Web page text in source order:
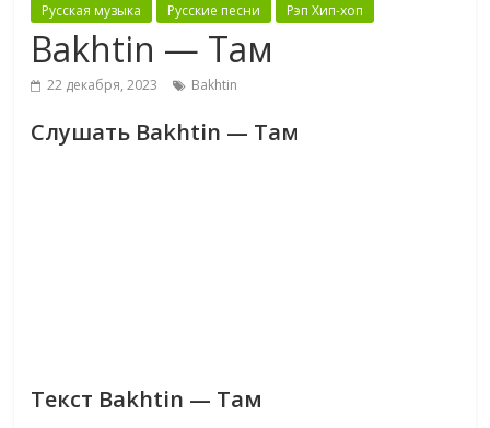
Русская музыка Русские песни Рэп Хип-хоп
Bakhtin — Там
22 декабря, 2023 Bakhtin
Слушать Bakhtin — Там
Текст Bakhtin — Там